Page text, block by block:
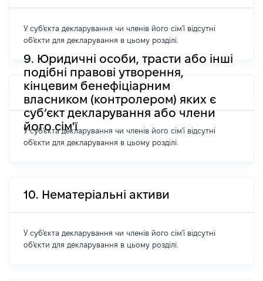
У суб'єкта декларування чи членів його сім'ї відсутні
об'єкти для декларування в цьому розділі.
9. Юридичні особи, трасти або інші
подібні правові утворення,
кінцевим бенефіціарним
власником (контролером) яких є
суб’єкт декларування або члени
його сім'ї
У суб'єкта декларування чи членів його сім'ї відсутні
об'єкти для декларування в цьому розділі.
10. Нематеріальні активи
У суб'єкта декларування чи членів його сім'ї відсутні
об'єкти для декларування в цьому розділі.